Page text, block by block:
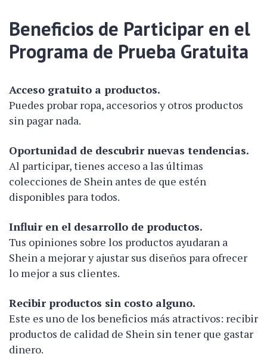
Beneficios de Participar en el
Programa de Prueba Gratuita
Acceso gratuito a productos.
Puedes probar ropa, accesorios y otros productos
sin pagar nada.
Oportunidad de descubrir nuevas tendencias.
Al participar, tienes acceso a las últimas
colecciones de Shein antes de que estén
disponibles para todos.
Influir en el desarrollo de productos.
Tus opiniones sobre los productos ayudaran a
Shein a mejorar y ajustar sus diseños para ofrecer
lo mejor a sus clientes.
Recibir productos sin costo alguno.
Este es uno de los beneficios más atractivos: recibir
productos de calidad de Shein sin tener que gastar
dinero.